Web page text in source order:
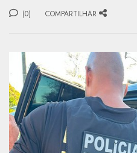
(0) COMPARTILHAR